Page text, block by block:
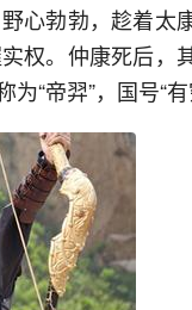
心勃勃，趁着太
权。仲康死后，
“帝羿”，国号“有